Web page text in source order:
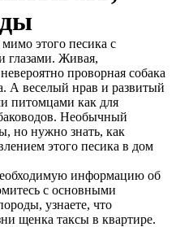
этого песика с
Живая,
проворная собака
А веселый нрав и развитый
питомцами как для
Необычный
но нужно знать, как
этого песика в дом
информацию об
с основными
узнаете, что
щенка таксы в квартире.